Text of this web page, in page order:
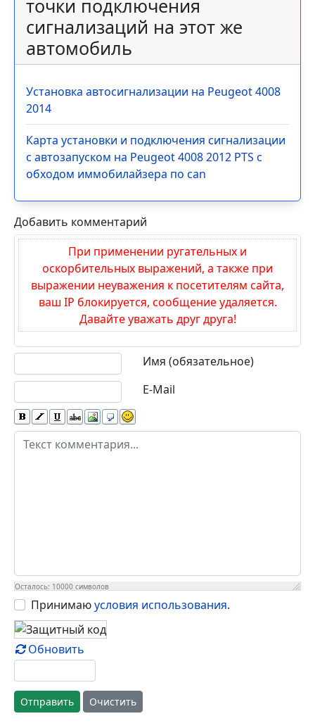
После лёгкого ДТП спор часто начинается не
из-за царапины, а из-за оформления. Один
водитель говорит…
Другие карты установок и
точки подключения
сигнализаций на этот же
автомобиль
Установка автосигнализации на Peugeot 4008
Карта установки и подключения сигнализации
с автозапуском на Peugeot 4008 2012 PTS с
обходом иммобилайзера по can
Добавить комментарий
При применении ругательных и
оскорбительных выражений, а также при
выражении неуважения к посетителям сайта,
ваш IP блокируется, сообщение удаляется.